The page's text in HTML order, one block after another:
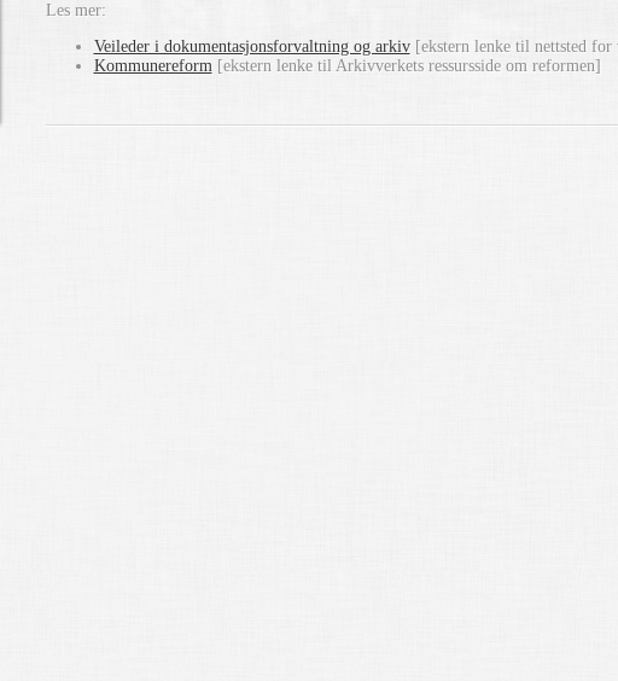
Les mer:
Veileder i dokumentasjonsforvaltning og arkiv[ekstern lenke til nettsted for
Kommunereform[ekstern lenke til Arkivverkets ressursside om reformen]